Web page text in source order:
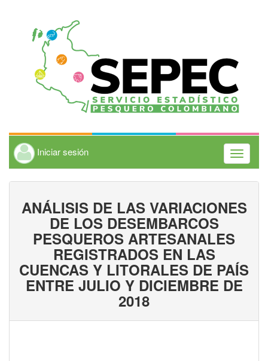
Iniciar sesión
Toggle
ANÁLISIS DE LAS VARIACIONES
DE LOS DESEMBARCOS
PESQUEROS ARTESANALES
REGISTRADOS EN LAS
CUENCAS Y LITORALES DE PAÍS
ENTRE JULIO Y DICIEMBRE DE
2018